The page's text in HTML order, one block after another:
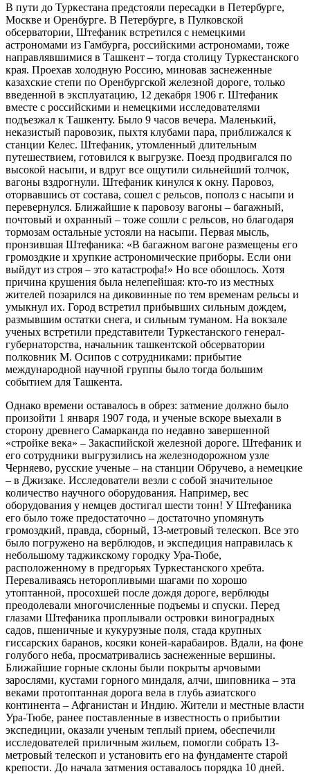
В пути до Туркестана предстояли пересадки в Петербурге,
Москве и Оренбурге. В Петербурге, в Пулковской
обсерватории, Штефаник встретился с немецкими
астрономами из Гамбурга, российскими астрономами, тоже
направлявшимися в Ташкент – тогда столицу Туркестанского
края. Проехав холодную Россию, миновав заснеженные
казахские степи по Оренбургской железной дороге, только
введенной в эксплуатацию, 12 декабря 1906 г. Штефаник
вместе с российскими и немецкими исследователями
подъезжал к Ташкенту. Было 9 часов вечера. Маленький,
неказистый паровозик, пыхтя клубами пара, приближался к
станции Келес. Штефаник, утомленный длительным
путешествием, готовился к выгрузке. Поезд продвигался по
высокой насыпи, и вдруг все ощутили сильнейший толчок,
вагоны вздрогнули. Штефаник кинулся к окну. Паровоз,
оторвавшись от состава, сошел с рельсов, пополз с насыпи и
перевернулся. Ближайшие к паровозу вагоны – багажный,
почтовый и охранный – тоже сошли с рельсов, но благодаря
тормозам остальные устояли на насыпи. Первая мысль,
пронзившая Штефаника: «В багажном вагоне размещены его
громоздкие и хрупкие астрономические приборы. Если они
выйдут из строя – это катастрофа!» Но все обошлось. Хотя
причина крушения была нелепейшая: кто-то из местных
жителей позарился на диковинные по тем временам рельсы и
умыкнул их. Город встретил прибывших сильным дождем,
размывшим остатки снега, и сильным туманом. На вокзале
ученых встретили представители Туркестанского генерал-
губернаторства, начальник ташкентской обсерватории
полковник М. Осипов с сотрудниками: прибытие
международной научной группы было тогда большим
событием для Ташкента.
Однако времени оставалось в обрез: затмение должно было
произойти 1 января 1907 года, и ученые вскоре выехали в
сторону древнего Самарканда по недавно завершенной
«стройке века» – Закаспийской железной дороге. Штефаник и
его сотрудники выгрузились на железнодорожном узле
Черняево, русские ученые – на станции Обручево, а немецкие
– в Джизаке. Исследователи везли с собой значительное
количество научного оборудования. Например, вес
оборудования у немцев достигал шести тонн! У Штефаника
его было тоже предостаточно – достаточно упомянуть
громоздкий, правда, сборный, 13-метровый телескоп. Все это
было погружено на верблюдов, и экспедиция направилась к
небольшому таджикскому городку Ура-Тюбе,
расположенному в предгорьях Туркестанского хребта.
Переваливаясь неторопливыми шагами по хорошо
утоптанной, просохшей после дождя дороге, верблюды
преодолевали многочисленные подъемы и спуски. Перед
глазами Штефаника проплывали островки виноградных
садов, пшеничные и кукурузные поля, стада крупных
гиссарских баранов, косяки коней-карабаиров. Вдали, на фоне
голубого неба, просматривались заснеженные вершины.
Ближайшие горные склоны были покрыты арчовыми
зарослями, кустами горного миндаля, алчи, шиповника – эта
веками протоптанная дорога вела в глубь азиатского
континента – Афганистан и Индию. Жители и местные власти
Ура-Тюбе, ранее поставленные в известность о прибытии
экспедиции, оказали ученым теплый прием, обеспечили
исследователей приличным жильем, помогли собрать 13-
метровый телескоп и установить его на фундаменте старой
крепости. До начала затмения оставалось порядка 10 дней.